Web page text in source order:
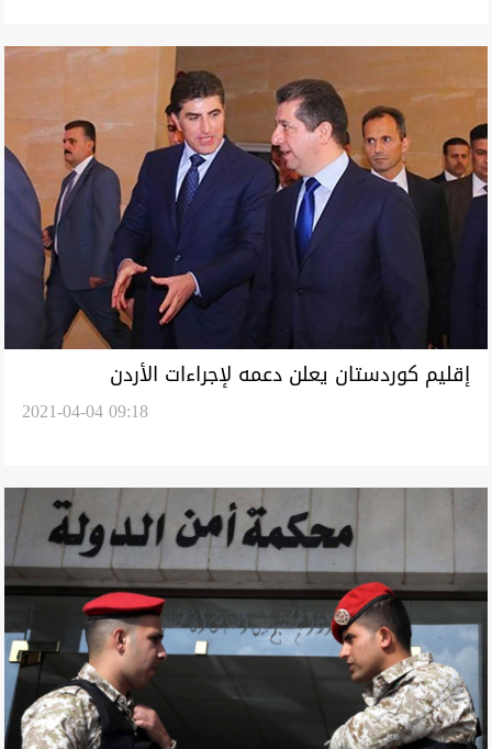
إقليم كوردستان يعلن دعمه لإجراءات الأردن
2021-04-04 09:18